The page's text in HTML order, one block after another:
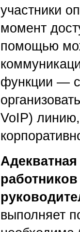
участники
момент
помощью
функции —
VoIP)
выполняет